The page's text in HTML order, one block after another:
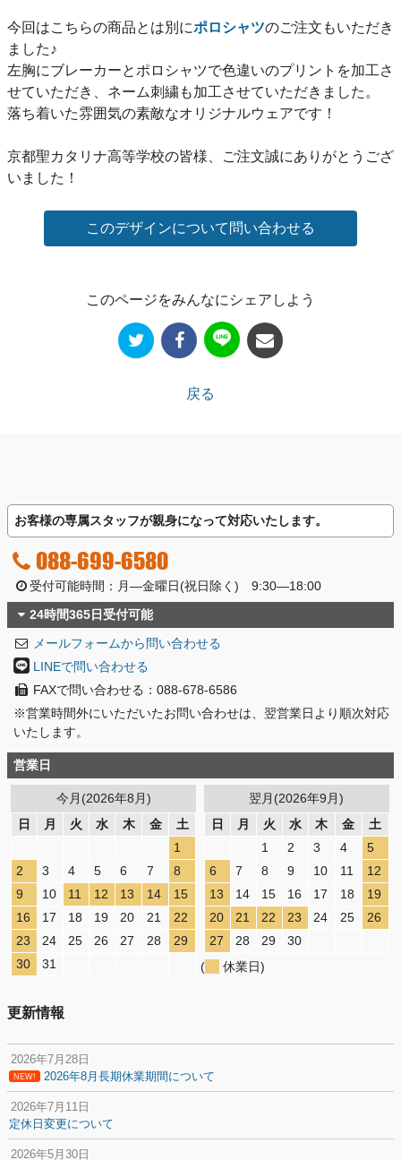
今回はこちらの商品とは別にポロシャツのご注文もいただき
ました♪
左胸にブレーカーとポロシャツで色違いのプリントを加工さ
せていただき、ネーム刺繍も加工させていただきました。
落ち着いた雰囲気の素敵なオリジナルウェアです！
京都聖カタリナ高等学校の皆様、ご注文誠にありがとうござ
いました！
このページをみんなにシェアしよう
戻る
お客様の専属スタッフが親身になって対応いたします。
088-699-6580
受付可能時間：月―金曜日(祝日除く) 9:30―18:00
24時間365日受付可能
メールフォームから問い合わせる
LINEで問い合わせる
FAXで問い合わせる：088-678-6586
※営業時間外にいただいたお問い合わせは、翌営業日より順次対応
いたします。
営業日
今月(2026年8月)
日
月 火 水 木 金
土
1
2
3 4 5 6 7
8
9
10 11 12 13 14
15
16
17 18 19 20 21
22
23
24 25 26 27 28
29
30
31
翌月(2026年9月)
日
月 火 水 木 金
土
1
2 3 4
5
6
7 8 9 10 11
12
13
14 15 16 17 18
19
20
21 22 23 24 25
26
27
28 29
30
(
休業日)
更新情報
2026年7月28日
NEW! 2026年8月長期休業期間について
2026年7月11日
定休日変更について
2026年5月30日